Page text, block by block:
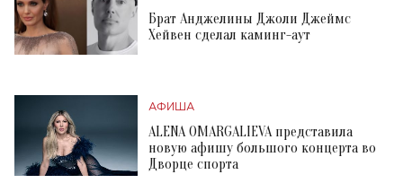
Брат Анджелины Джоли Джеймс
Хейвен сделал каминг-аут
АФИША
ALENA OMARGALIEVA представила
новую афишу большого концерта во
Дворце спорта